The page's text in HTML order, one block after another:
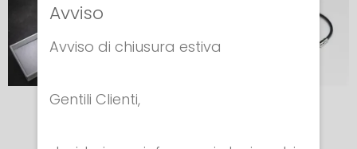
Avviso
Avviso di chiusura estiva
Gentili Clienti,